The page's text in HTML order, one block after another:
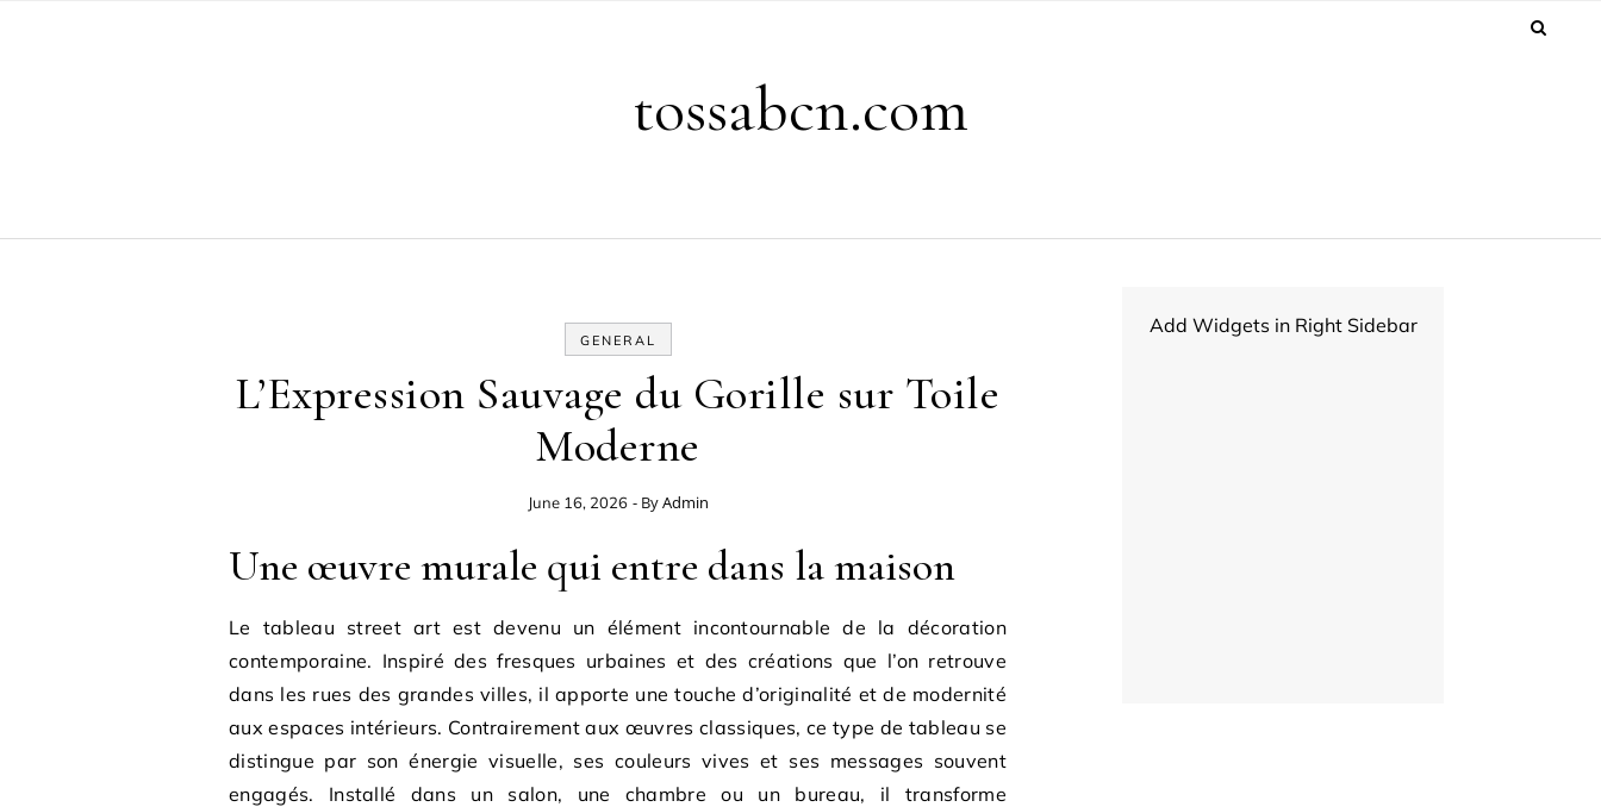
tossabcn.com
GENERAL
L’Expression Sauvage du Gorille sur Toile
Moderne
June 16, 2026 - ByAdmin
Une œuvre murale qui entre dans la maison
Le tableau street art est devenu un élément incontournable de la décoration
contemporaine. Inspiré des fresques urbaines et des créations que l’on retrouve
dans les rues des grandes villes, il apporte une touche d’originalité et de modernité
aux espaces intérieurs. Contrairement aux œuvres classiques, ce type de tableau se
distingue par son énergie visuelle, ses couleurs vives et ses messages souvent
engagés. Installé dans un salon, une chambre ou un bureau, il transforme
Add Widgets in Right Sidebar